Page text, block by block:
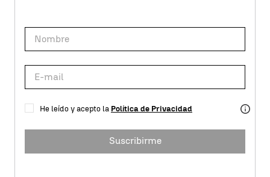
He leído y acepto la Política de Privacidad
Suscribirme